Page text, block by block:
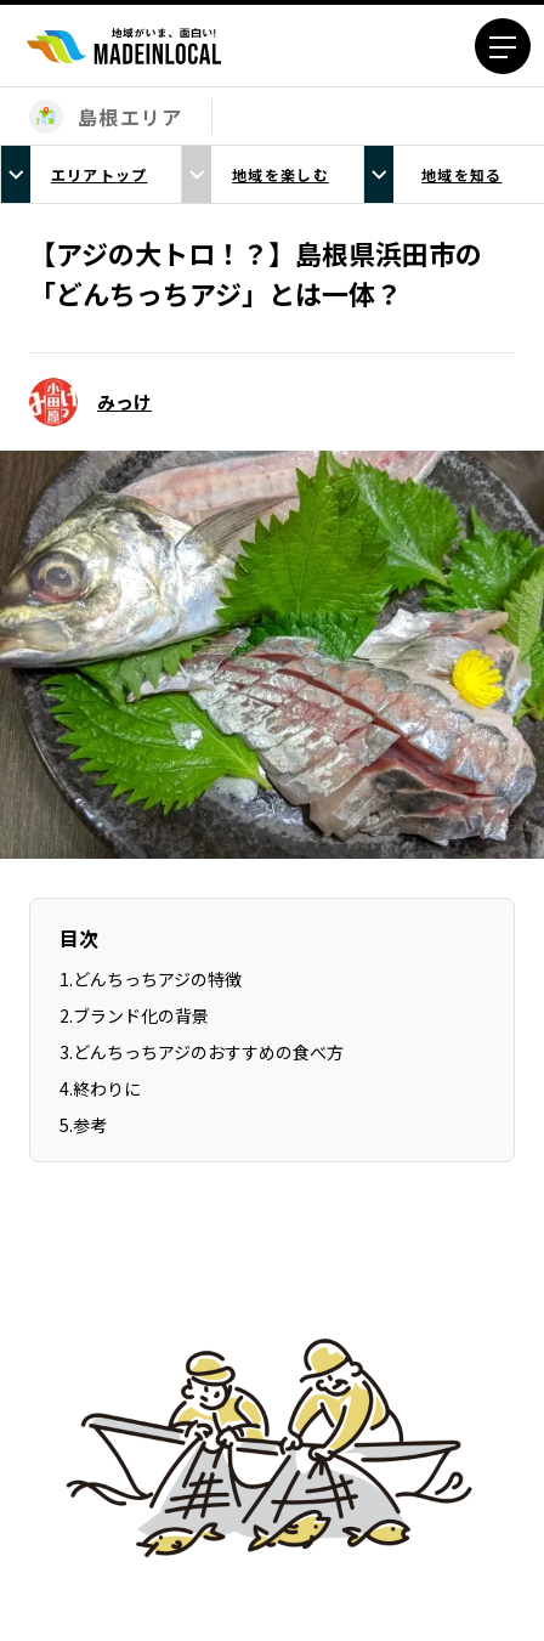
エリアから探す
北海道エリア
青森エリア
岩手エリア
宮城エリア
秋田エリア
山形エリア
福島エリア
茨城エリア
栃木エリア
群馬エリア
埼玉エリア
東京23区エリア
神奈川エリア
新潟エリア
富山エリア
石川エリア
福井エリア
山梨エリア
長野エリア
岐阜エリア
静岡エリア
愛知エリア
三重エリア
滋賀エリア
京都エリア
大阪市エリア
北摂エリア
堺・泉州エリア
河内エリア
兵庫エリア
奈良エリア
和歌山エリア
鳥取エリア
島根エリア
香川エリア
高知エリア
佐賀エリア
熊本エリア
大分エリア
宮崎エリア
沖縄エリア
選出企業特別対談
SDGsの先駆者
イベント
飲食店
地域豆知識
ニッポンの百選大全集
島根エリア
エリアトップ 地域を楽しむ 地域を知る
【アジの大トロ！？】島根県浜田市の
「どんちっちアジ」とは一体？
みっけ
目次
1.どんちっちアジの特徴
2.ブランド化の背景
3.どんちっちアジのおすすめの食べ方
4.終わりに
5.参考